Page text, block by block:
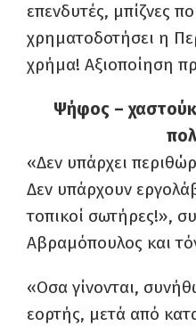
επενδυτές, μπίζνες
χρηματοδοτήσει η
χρήμα! Αξιοποίηση
Ψήφος –
«Δεν υπάρχει
Δεν υπάρχουν
τοπικοί σωτήρες!»,
Αβραμόπουλος και
«Οσα γίνονται,
εορτής, μετά από